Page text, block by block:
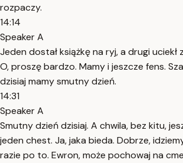
rozpaczy.
14:14
Speaker A
Jeden dostał książkę na ryj, a drugi uciekł
O, proszę bardzo. Mamy i jeszcze fens.
dzisiaj mamy smutny dzień.
14:31
Speaker A
Smutny dzień dzisiaj. A chwila, bez kitu,
jeden chest. Ja, jaka bieda. Dobrze,
razie po to. Ewron, może pochowaj na